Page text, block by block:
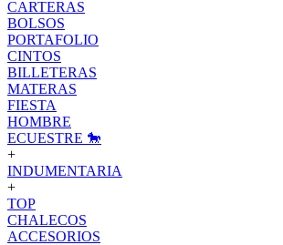
CARTERAS
BOLSOS
PORTAFOLIO
CINTOS
BILLETERAS
MATERAS
FIESTA
HOMBRE
ECUESTRE 🐎
+
INDUMENTARIA
+
TOP
CHALECOS
ACCESORIOS